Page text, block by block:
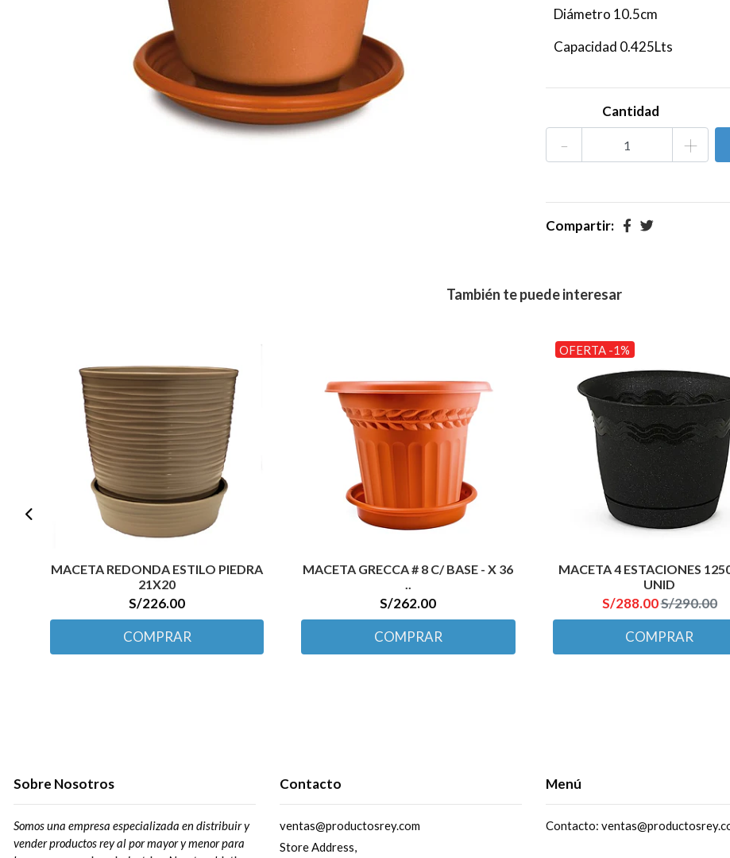
Diámetro 10.5cm
Capacidad 0.425Lts
Cantidad
- +
Compartir:
También te puede interesar
MACETA REDONDA ESTILO PIEDRA
21X20
S/226.00
COMPRAR
MACETA GRECCA # 8 C/ BASE - X 36
..
S/262.00
COMPRAR
OFERTA -1%
MACETA 4 ESTACIONES
UNID
S/288.00S/290.00
COMPRAR
Sobre Nosotros
Somos una empresa especializada en distribuir y
vender productos rey al por mayor y menor para
Contacto
ventas@productosrey.com
Store Address,
Menú
Contacto: